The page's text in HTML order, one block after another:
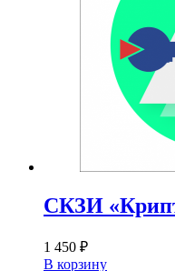
СКЗИ
1 450 ₽
В корзину